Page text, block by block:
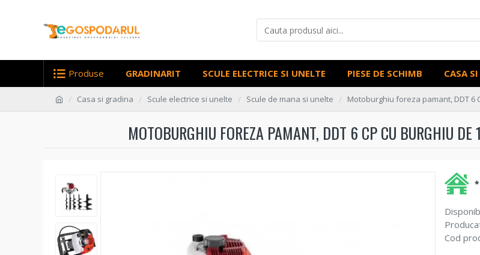
Produse GRADINARIT SCULE ELECTRICE SI UNELTE PIESE DE SCHIMB CASA
Casa si gradina Scule electrice si unelte Scule de mana si unelte Motoburghiu foreza pamant, DDT 6
MOTOBURGHIU FOREZA PAMANT, DDT 6 CP CU
Cod